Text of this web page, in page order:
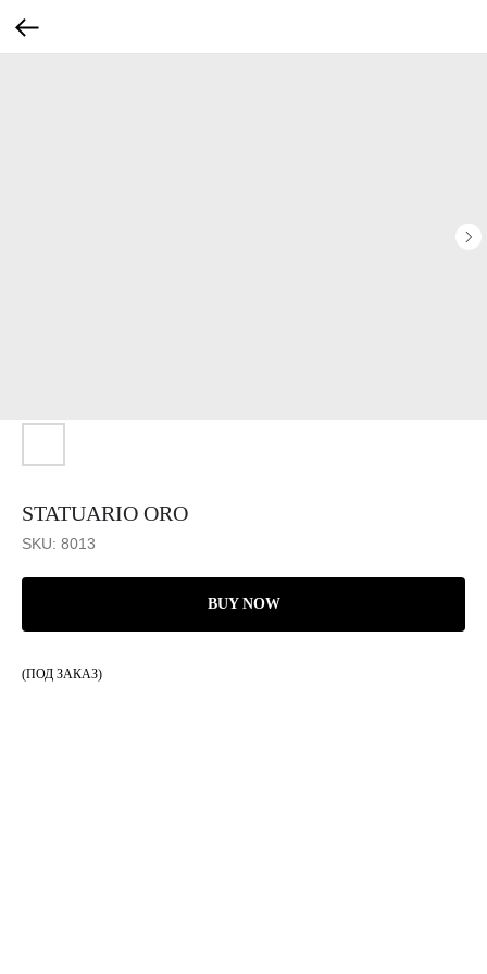
STATUARIO ORO
SKU: 8013
BUY NOW
(ПОД ЗАКАЗ)